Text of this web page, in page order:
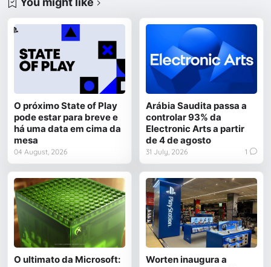
O próximo State of Play
pode estar para breve e
há uma data em cima da
mesa
04 August, 2026
Arábia Saudita passa a
controlar 93% da
Electronic Arts a partir
de 4 de agosto
31 July, 2026 1
O ultimato da Microsoft:
Worten inaugura a